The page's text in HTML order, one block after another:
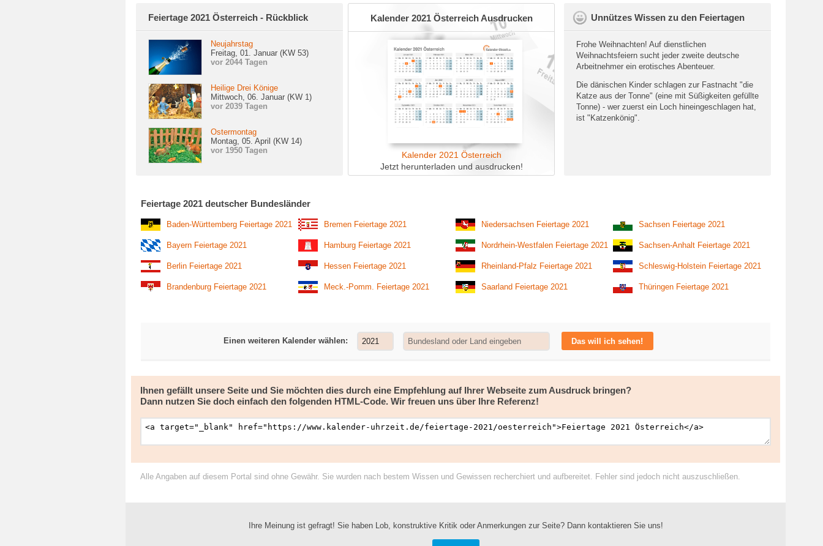
Feiertage 2021 Österreich - Rückblick
Neujahrstag
Freitag, 01. Januar (KW 53)
vor 2044 Tagen
Heilige Drei Könige
Mittwoch, 06. Januar (KW 1)
vor 2039 Tagen
Ostermontag
Montag, 05. April (KW 14)
vor 1950 Tagen
Kalender 2021 Österreich Ausdrucken
Kalender 2021 Österreich
Jetzt herunterladen und ausdrucken!
Unnützes Wissen zu den Feiertagen
Frohe Weihnachten! Auf dienstlichen
Weihnachtsfeiern sucht jeder zweite deutsche
Arbeitnehmer ein erotisches Abenteuer.
Die dänischen Kinder schlagen zur Fastnacht "die
Katze aus der Tonne" (eine mit Süßigkeiten gefüllte
Tonne) - wer zuerst ein Loch hineingeschlagen hat,
ist "Katzenkönig".
Feiertage 2021 deutscher Bundesländer
Baden-Württemberg Feiertage 2021
Bayern Feiertage 2021
Berlin Feiertage 2021
Brandenburg Feiertage 2021
Bremen Feiertage 2021
Hamburg Feiertage 2021
Hessen Feiertage 2021
Meck.-Pomm. Feiertage 2021
Niedersachsen Feiertage 2021
Nordrhein-Westfalen Feiertage 2021
Rheinland-Pfalz Feiertage 2021
Saarland Feiertage 2021
Sachsen Feiertage 2021
Sachsen-Anhalt Feiertage 2021
Schleswig-Holstein Feiertage 2021
Thüringen Feiertage 2021
Einen weiteren Kalender wählen: Das will ich sehen!
Ihnen gefällt unsere Seite und Sie möchten dies durch eine Empfehlung auf Ihrer Webseite zum Ausdruck bringen?
Dann nutzen Sie doch einfach den folgenden HTML-Code. Wir freuen uns über Ihre Referenz!
Alle Angaben auf diesem Portal sind ohne Gewähr. Sie wurden nach bestem Wissen und Gewissen recherchiert und aufbereitet. Fehler sind jedoch nicht auszuschließen.
Ihre Meinung ist gefragt! Sie haben Lob, konstruktive Kritik oder Anmerkungen zur Seite? Dann kontaktieren Sie uns!